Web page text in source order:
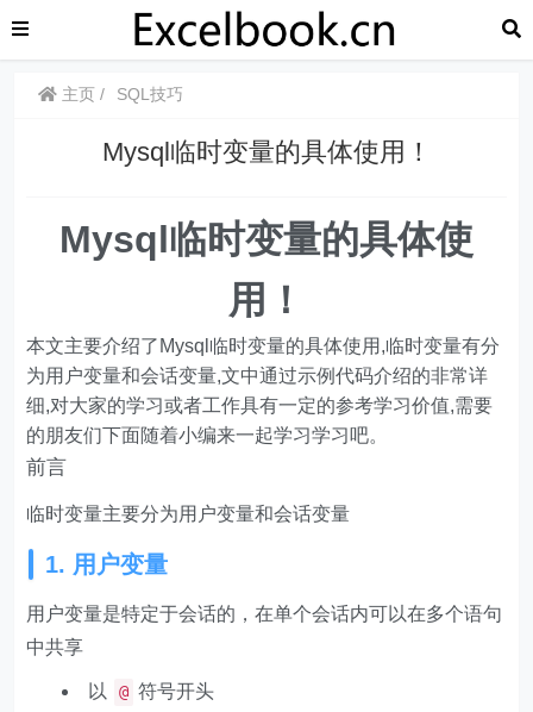
主页 SQL技巧
Mysql临时变量的具体使用！
Mysql临时变量的具体使
用！
本文主要介绍了Mysql临时变量的具体使用,临时变量有分
为用户变量和会话变量,文中通过示例代码介绍的非常详
细,对大家的学习或者工作具有一定的参考学习价值,需要
的朋友们下面随着小编来一起学习学习吧。
前言
临时变量主要分为用户变量和会话变量
1. 用户变量
用户变量是特定于会话的，在单个会话内可以在多个语句
中共享
以 @ 符号开头